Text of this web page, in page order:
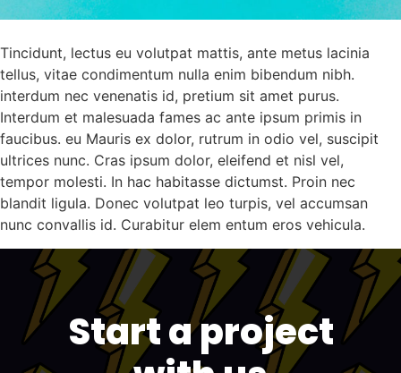
Tincidunt, lectus eu volutpat mattis, ante metus lacinia
tellus, vitae condimentum nulla enim bibendum nibh.
interdum nec venenatis id, pretium sit amet purus.
Interdum et malesuada fames ac ante ipsum primis in
faucibus. eu Mauris ex dolor, rutrum in odio vel, suscipit
ultrices nunc. Cras ipsum dolor, eleifend et nisl vel,
tempor molesti. In hac habitasse dictumst. Proin nec
blandit ligula. Donec volutpat leo turpis, vel accumsan
nunc convallis id. Curabitur elem entum eros vehicula.
Start a project